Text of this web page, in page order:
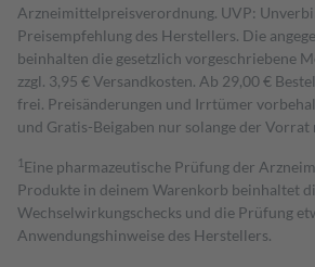
Arzneimittelpreisverordnung. UVP:
Preisempfehlung des Herstellers. Die
beinhalten die gesetzlich vorgeschriebene
zzgl. 3,95 € Versandkosten. Ab 29,00 €
frei. Preisänderungen und Irrtümer
und Gratis-Beigaben nur solange der Vorrat
1 Eine pharmazeutische Prüfung der
Produkte in deinem Warenkorb beinhaltet
Wechselwirkungschecks und die Prüfung
Anwendungshinweise des Herstellers.